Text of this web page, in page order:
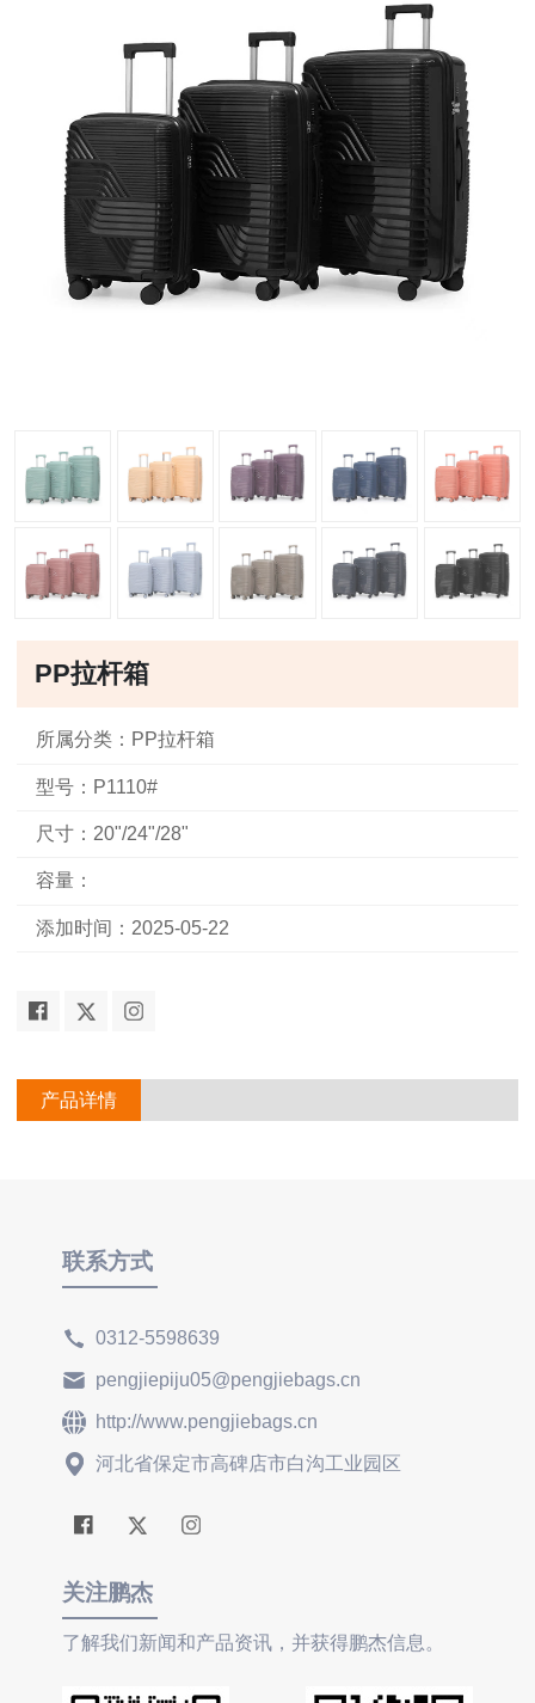
PP拉杆箱
所属分类：PP拉杆箱
型号：P1110#
尺寸：20"/24"/28"
容量：
添加时间：2025-05-22
产品详情
联系方式
0312-5598639
pengjiepiju05@pengjiebags.cn
http://www.pengjiebags.cn
河北省保定市高碑店市白沟工业园区
关注鹏杰
了解我们新闻和产品资讯，并获得鹏杰信息。